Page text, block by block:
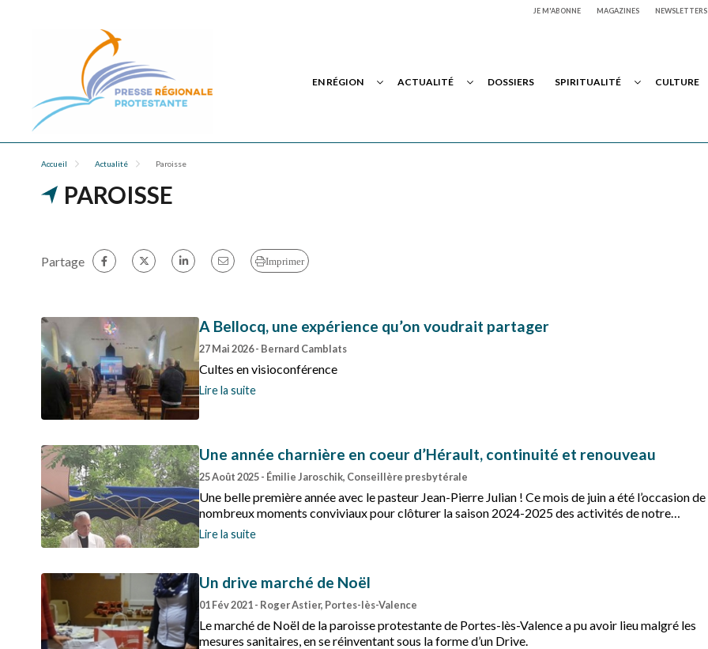
JE M'ABONNE MAGAZINES NEWSLETTERS
EN RÉGION ACTUALITÉ DOSSIERS SPIRITUALITÉ CULTURE
Accueil Actualité Paroisse
PAROISSE
Partage Imprimer
A Bellocq, une expérience qu’on voudrait partager
27 Mai 2026- Bernard Camblats
Cultes en visioconférence
Lire la suite
Une année charnière en coeur d’Hérault, continuité et renouveau
25 Août 2025- Émilie Jaroschik, Conseillère presbytérale
Une belle première année avec le pasteur Jean-Pierre Julian ! Ce mois de juin a été l’occasion de
nombreux moments conviviaux pour clôturer la saison 2024-2025 des activités de notre
communauté.
Lire la suite
Un drive marché de Noël
01 Fév 2021- Roger Astier, Portes-lès-Valence
Le marché de Noël de la paroisse protestante de Portes-lès-Valence a pu avoir lieu malgré les
mesures sanitaires, en se réinventant sous la forme d’un Drive.